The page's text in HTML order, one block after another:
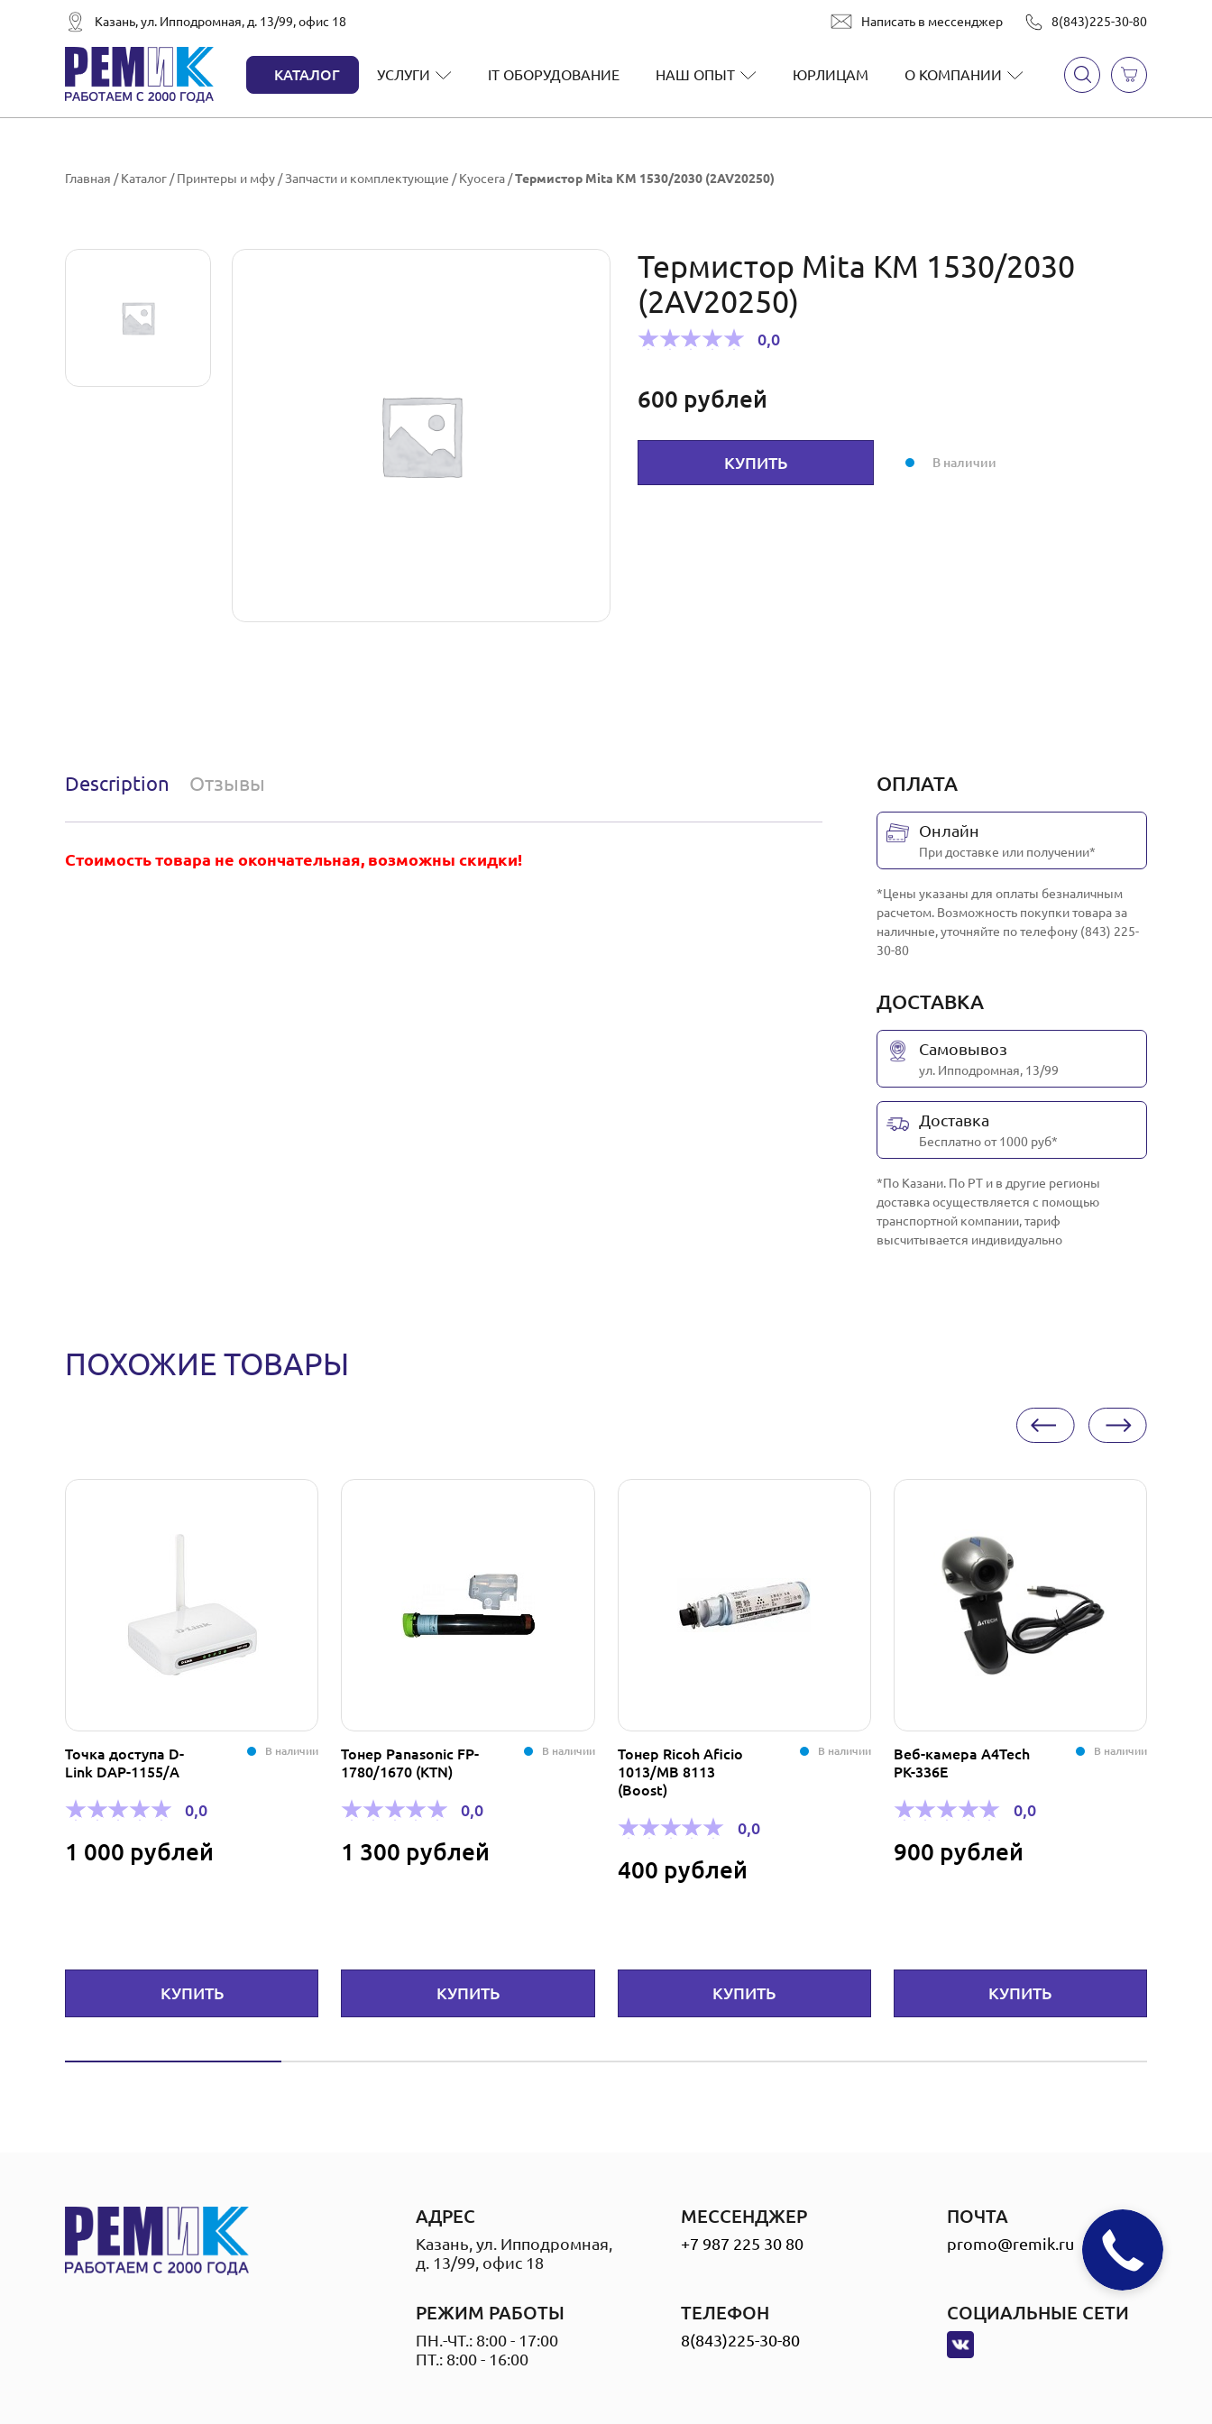
Казань, ул. Ипподромная, д. 13/99, офис 18 Написать в мессенджер 8(843)225-30-80
КАТАЛОГ УСЛУГИ IT ОБОРУДОВАНИЕ НАШ ОПЫТ ЮРЛИЦАМ О КОМПАНИИ
Главная /Каталог /Принтеры и мфу /Запчасти и комплектующие /Kyocera /Термистор Mita KM 1530/2030 (2AV20250)
Термистор Mita KM 1530/2030
(2AV20250)
0,0
600 рублей
КУПИТЬ В наличии
Description Отзывы
Стоимость товара не окончательная, возможны скидки!
ОПЛАТА
Онлайн
При доставке или получении*
*Цены указаны для оплаты безналичным
расчетом. Возможность покупки товара за
наличные, уточняйте по телефону (843) 225-
30-80
ДОСТАВКА
Самовывоз
ул. Ипподромная, 13/99
Доставка
Бесплатно от 1000 руб*
*По Казани. По РТ и в другие регионы
доставка осуществляется с помощью
транспортной компании, тариф
высчитывается индивидуально
ПОХОЖИЕ ТОВАРЫ
Точка доступа D-
Link DAP-1155/А
В наличии
0,0
1 000 рублей
КУПИТЬ
Тонер Panasonic FP-
1780/1670 (KTN)
В наличии
0,0
1 300 рублей
КУПИТЬ
Тонер Ricoh Aficio
1013/MB 8113
(Boost)
В наличии
0,0
400 рублей
КУПИТЬ
Веб-камера A4Tech
PK-336E
В наличии
0,0
900 рублей
КУПИТЬ
АДРЕС
Казань, ул. Ипподромная,
д. 13/99, офис 18
МЕССЕНДЖЕР
+7 987 225 30 80
ПОЧТА
promo@remik.ru
РЕЖИМ РАБОТЫ
ПН.-ЧТ.: 8:00 - 17:00
ПТ.: 8:00 - 16:00
ТЕЛЕФОН
8(843)225-30-80
СОЦИАЛЬНЫЕ СЕТИ